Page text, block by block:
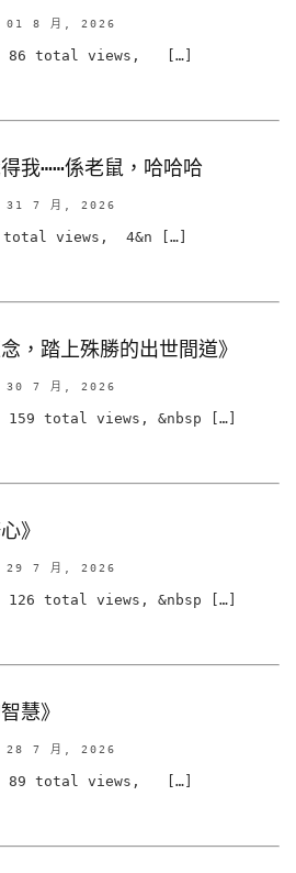
01 8 月, 2026
86 total views, […]
得我⋯⋯係老鼠，哈哈哈
31 7 月, 2026
total views, 4&n […]
，踏上殊勝的出世間道》
30 7 月, 2026
159 total views, &nbsp […]
》
29 7 月, 2026
126 total views, &nbsp […]
慧》
28 7 月, 2026
89 total views, […]